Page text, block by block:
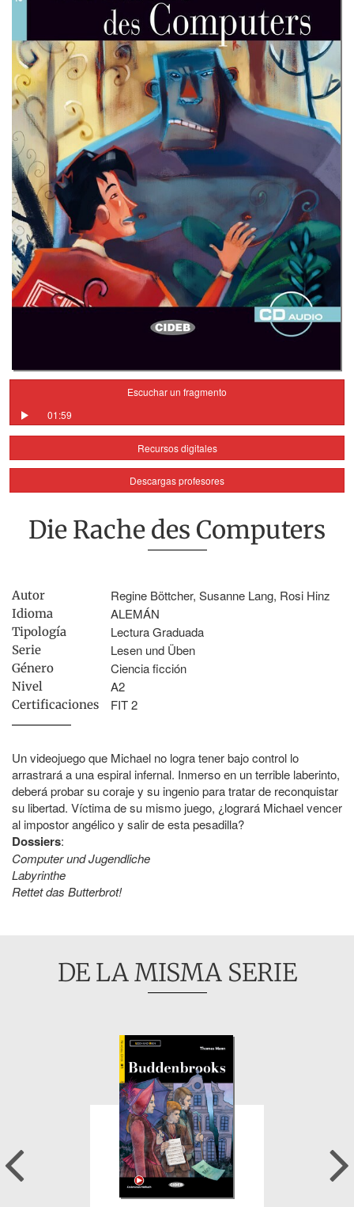
Escuchar un fragmento
01:59
Recursos digitales
Descargas profesores
Die Rache des Computers
Autor Regine Böttcher, Susanne Lang, Rosi Hinz
Idioma ALEMÁN
Tipología Lectura Graduada
Serie Lesen und Üben
Género Ciencia ficción
Nivel A2
Certificaciones FIT 2
Un videojuego que Michael no logra tener bajo control lo
arrastrará a una espiral infernal. Inmerso en un terrible laberinto,
deberá probar su coraje y su ingenio para tratar de reconquistar
su libertad. Víctima de su mismo juego, ¿logrará Michael vencer
al impostor angélico y salir de esta pesadilla?
Dossiers:
Computer und Jugendliche
Labyrinthe
Rettet das Butterbrot!
DE LA MISMA SERIE
Previous